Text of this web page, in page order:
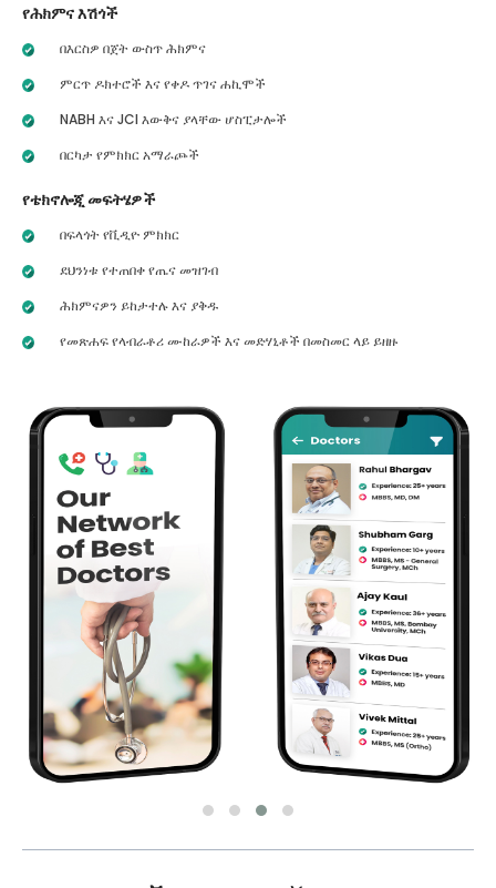
የሕክምና እሽጎች
በእርስዎ በጀት ውስጥ ሕክምና
ምርጥ ዶክተሮች እና የቀዶ ጥገና ሐኪሞች
NABH እና JCI እውቅና ያላቸው ሆስፒታሎች
በርካታ የምክክር አማራጮች
የቴክኖሎጂ መፍትሄዎች
በፍላጎት የቪዲዮ ምክክር
ደህንነቱ የተጠበቀ የጤና መዝገብ
ሕክምናዎን ይከታተሉ እና ያቅዱ
የመጽሐፍ የላብራቶሪ ሙከራዎች እና መድሃኒቶች በመስመር ላይ ይዘዙ